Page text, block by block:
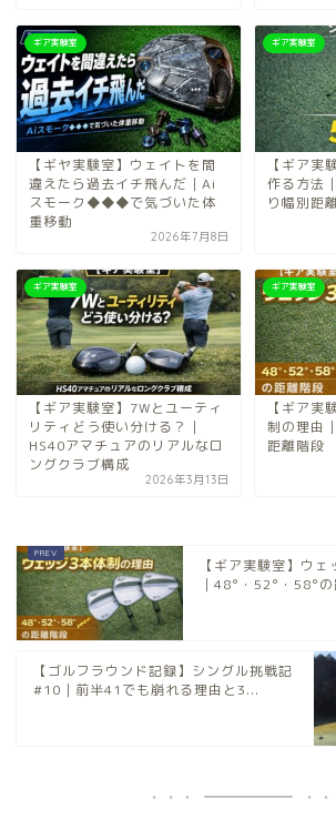
ギア実験室
【ギヤ実験室】ウェイトを間
違えたら過去イチ飛んだ｜Ai
スモーク◆◆◆で気づいた体
重移動
2026年7月8日
ギア実験室
【ギア実
作る方法
り幅別距
ギア実験室
【ギア実験室】7Wとユーティ
リティどう使い分ける？｜
HS40アマチュアのリアルなロ
ングクラブ構成
2026年3月13日
ギア実験室
【ギア実
制の理由
距離階段
【ギア実験室】ウ
｜48°・52°・58°
【ゴルフラウンド記録】シングル挑戦記
#10｜前半41でも崩れる理由と3...